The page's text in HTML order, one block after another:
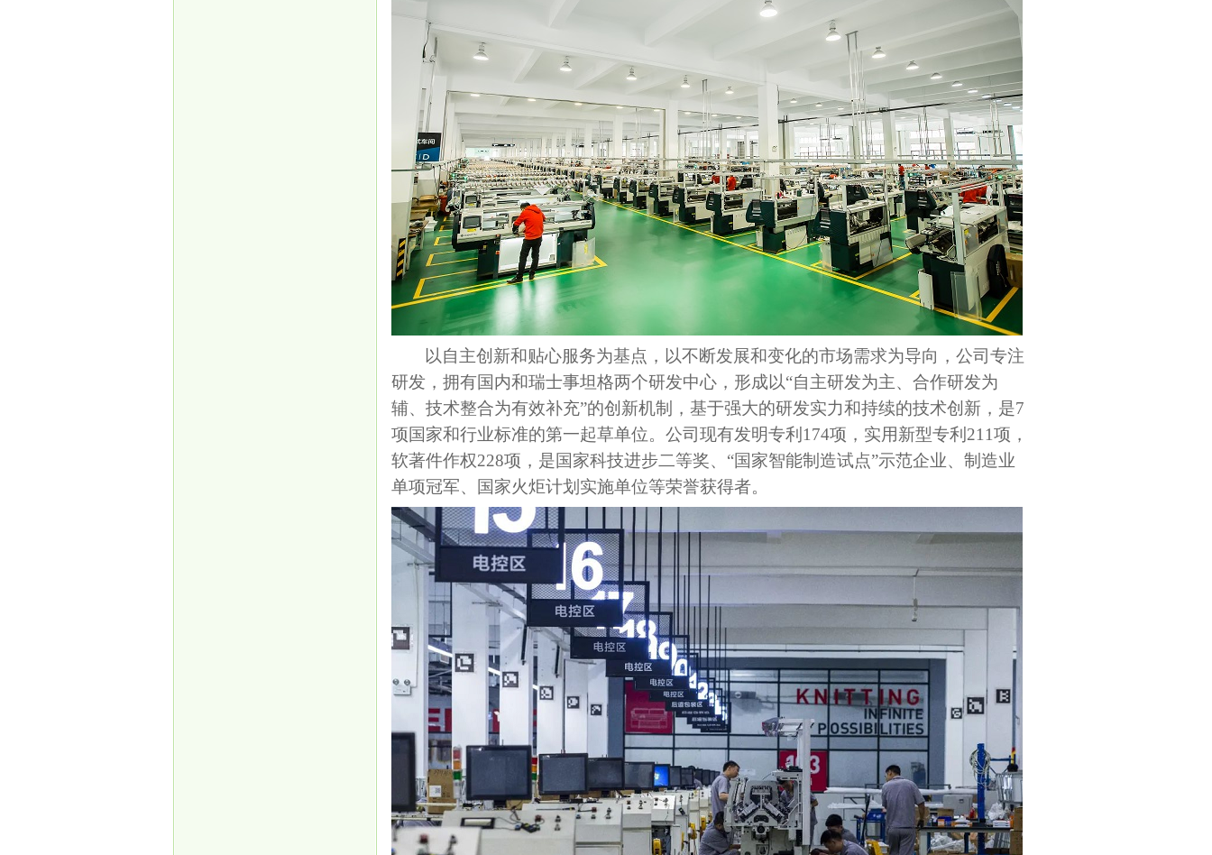
以自主创新和贴心服务为基点，以不断发展和变化的市场需求为导向，公司专注
研发，拥有国内和瑞士事坦格两个研发中心，形成以“自主研发为主、合作研发为
辅、技术整合为有效补充”的创新机制，基于强大的研发实力和持续的技术创新，是7
项国家和行业标准的第一起草单位。公司现有发明专利174项，实用新型专利211项，
软著件作权228项，是国家科技进步二等奖、“国家智能制造试点”示范企业、制造业
单项冠军、国家火炬计划实施单位等荣誉获得者。